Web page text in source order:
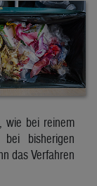
wie bei reinem
bisherigen
das Verfahren